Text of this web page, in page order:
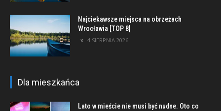
Najciekawsze miejsca na obrzeżach
Wrocławia [TOP 8]
4 SIERPNIA 2026
Dla mieszkańca
Lato w mieście nie musi być nudne. Oto co